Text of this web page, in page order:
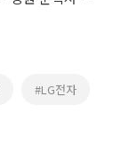
#LG전자